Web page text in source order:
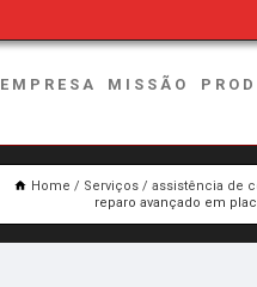
EMPRESA MISSÃO
Home Serviços assistência de
reparo avançado em